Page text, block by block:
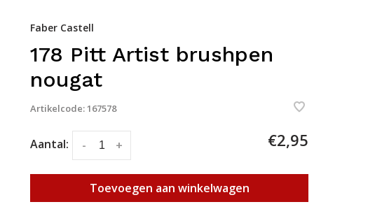
Faber Castell
178 Pitt Artist brushpen
nougat
Artikelcode:167578
Aantal: +
- €2,95
Toevoegen aan winkelwagen